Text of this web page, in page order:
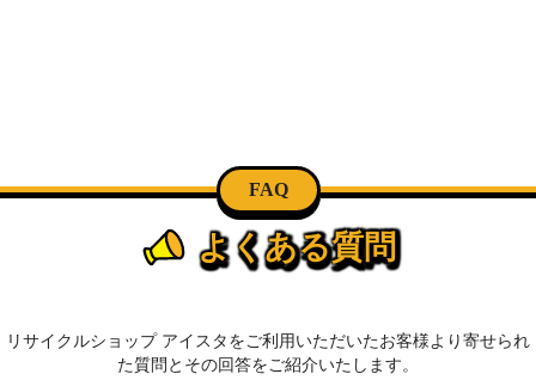
FAQ
よくある質問
リサイクルショップ アイスタをご利用いただいたお客様より寄せられ
た質問とその回答をご紹介いたします。